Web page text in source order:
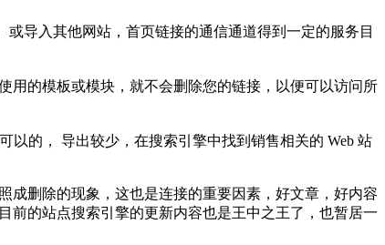
导入其他网站，首页链接的通信通道得到一定的服务目
用的模板或模块，就不会删除您的链接，以便可以访问所
以的， 导出较少，在搜索引擎中找到销售相关的 Web 站
成删除的现象，这也是连接的重要因素，好文章，好内容
前的站点搜索引擎的更新内容也是王中之王了，也暂居一